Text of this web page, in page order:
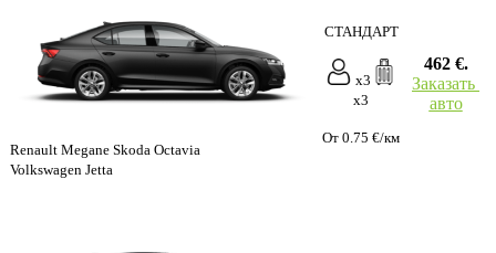
Renault Megane Skoda Octavia
Volkswagen Jetta
СТАНДАРТ
x3
x3
От 0.75 €/км
462 €.
Заказать
авто